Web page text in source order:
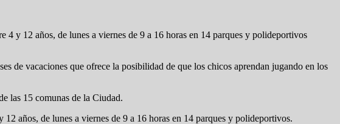
4 y 12 años, de lunes a viernes de 9 a 16 horas en 14 parques y polideportivos
de vacaciones que ofrece la posibilidad de que los chicos aprendan jugando en los
las 15 comunas de la Ciudad.
años, de lunes a viernes de 9 a 16 horas en 14 parques y polideportivos.